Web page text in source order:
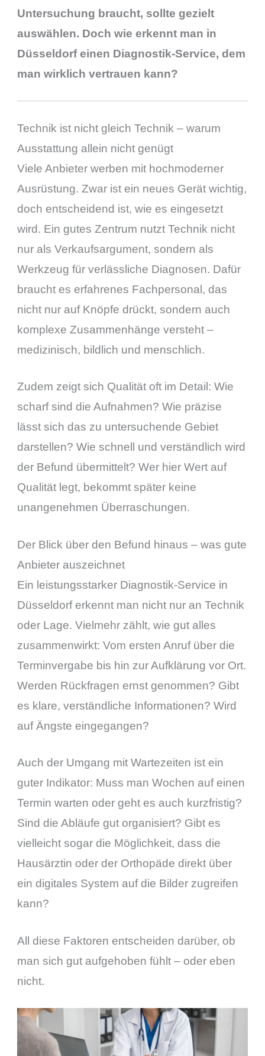
Untersuchung braucht, sollte gezielt
auswählen. Doch wie erkennt man in
Düsseldorf einen Diagnostik-Service, dem
man wirklich vertrauen kann?
Technik ist nicht gleich Technik – warum
Ausstattung allein nicht genügt
Viele Anbieter werben mit hochmoderner
Ausrüstung. Zwar ist ein neues Gerät wichtig,
doch entscheidend ist, wie es eingesetzt
wird. Ein gutes Zentrum nutzt Technik nicht
nur als Verkaufsargument, sondern als
Werkzeug für verlässliche Diagnosen. Dafür
braucht es erfahrenes Fachpersonal, das
nicht nur auf Knöpfe drückt, sondern auch
komplexe Zusammenhänge versteht –
medizinisch, bildlich und menschlich.
Zudem zeigt sich Qualität oft im Detail: Wie
scharf sind die Aufnahmen? Wie präzise
lässt sich das zu untersuchende Gebiet
darstellen? Wie schnell und verständlich wird
der Befund übermittelt? Wer hier Wert auf
Qualität legt, bekommt später keine
unangenehmen Überraschungen.
Der Blick über den Befund hinaus – was gute
Anbieter auszeichnet
Ein leistungsstarker Diagnostik-Service in
Düsseldorf erkennt man nicht nur an Technik
oder Lage. Vielmehr zählt, wie gut alles
zusammenwirkt: Vom ersten Anruf über die
Terminvergabe bis hin zur Aufklärung vor Ort.
Werden Rückfragen ernst genommen? Gibt
es klare, verständliche Informationen? Wird
auf Ängste eingegangen?
Auch der Umgang mit Wartezeiten ist ein
guter Indikator: Muss man Wochen auf einen
Termin warten oder geht es auch kurzfristig?
Sind die Abläufe gut organisiert? Gibt es
vielleicht sogar die Möglichkeit, dass die
Hausärztin oder der Orthopäde direkt über
ein digitales System auf die Bilder zugreifen
kann?
All diese Faktoren entscheiden darüber, ob
man sich gut aufgehoben fühlt – oder eben
nicht.